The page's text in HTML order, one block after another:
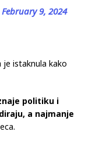
February 9, 2024
je istaknula kako
politiku i
a najmanje